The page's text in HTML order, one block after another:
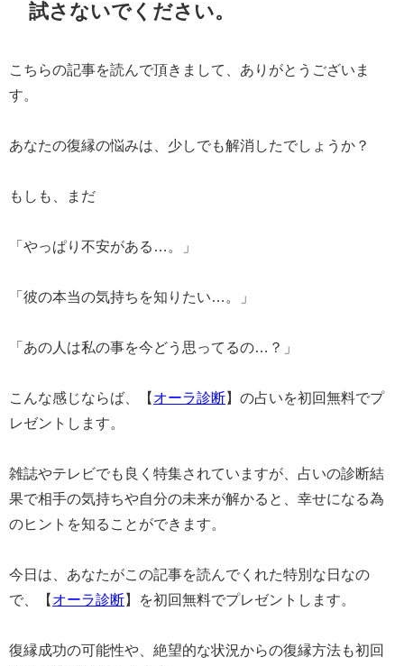
試さないでください。
こちらの記事を読んで頂きまして、ありがとうございま
す。
あなたの復縁の悩みは、少しでも解消したでしょうか？
もしも、まだ
「やっぱり不安がある…。」
「彼の本当の気持ちを知りたい…。」
「あの人は私の事を今どう思ってるの…？」
こんな感じならば、【 オーラ診断】の占いを初回無料でプ
レゼントします。
雑誌やテレビでも良く特集されていますが、占いの診断結
果で相手の気持ちや自分の未来が解かると、幸せになる為
のヒントを知ることができます。
今日は、あなたがこの記事を読んでくれた特別な日なの
で、【 オーラ診断】を初回無料でプレゼントします。
復縁成功の可能性や、絶望的な状況からの復縁方法も初回